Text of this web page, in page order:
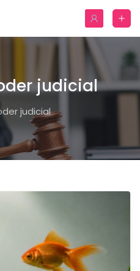
judicial
judicial